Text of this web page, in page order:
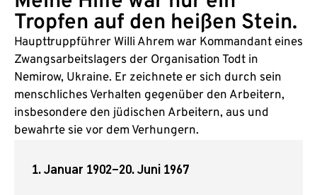
Tropfen auf den heißen Stein.
Haupttruppführer Willi Ahrem war Kommandant eines
Zwangsarbeitslagers der Organisation Todt in
Nemirow, Ukraine. Er zeichnete er sich durch sein
menschliches Verhalten gegenüber den Arbeitern,
insbesondere den jüdischen Arbeitern, aus und
bewahrte sie vor dem Verhungern.
1. Januar 1902–20. Juni 1967